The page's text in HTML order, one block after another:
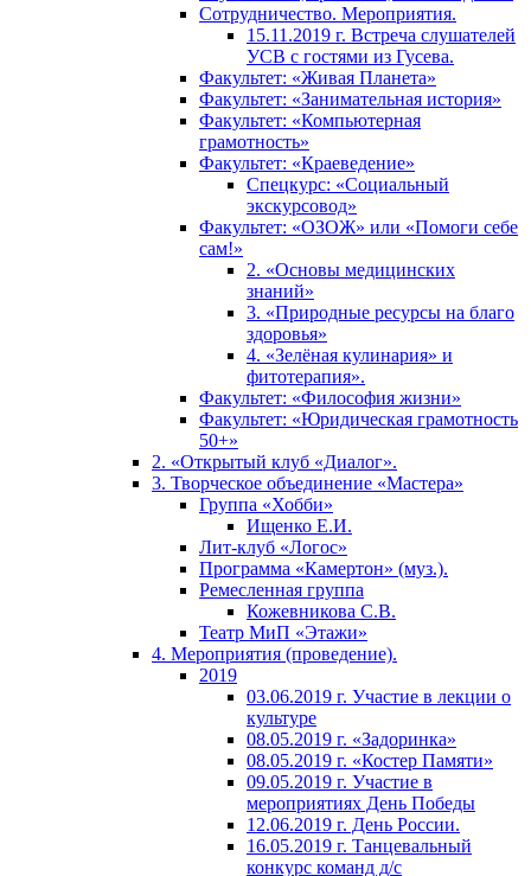
Сотрудничество. Мероприятия.
15.11.2019 г. Встреча слушателей
УСВ с гостями из Гусева.
Факультет: «Живая Планета»
Факультет: «Занимательная история»
Факультет: «Компьютерная
грамотность»
Факультет: «Краеведение»
Спецкурс: «Социальный
экскурсовод»
Факультет: «ОЗОЖ» или «Помоги себе
сам!»
2. «Основы медицинских
знаний»
3. «Природные ресурсы на благо
здоровья»
4. «Зелёная кулинария» и
фитотерапия».
Факультет: «Философия жизни»
Факультет: «Юридическая грамотность
50+»
2. «Открытый клуб «Диалог».
3. Творческое объединение «Мастера»
Группа «Хобби»
Ищенко Е.И.
Лит-клуб «Логос»
Программа «Камертон» (муз.).
Ремесленная группа
Кожевникова С.В.
Театр МиП «Этажи»
4. Мероприятия (проведение).
2019
03.06.2019 г. Участие в лекции о
культуре
08.05.2019 г. «Задоринка»
08.05.2019 г. «Костер Памяти»
09.05.2019 г. Участие в
мероприятиях День Победы
12.06.2019 г. День России.
16.05.2019 г. Танцевальный
конкурс команд д/с